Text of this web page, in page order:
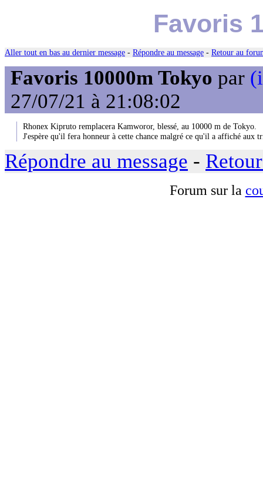
Favoris
Aller tout en bas au dernier message - Répondre au message - Retour au
Favoris 10000m Tokyo par
27/07/21 à 21:08:02
Rhonex Kipruto remplacera Kamworor, blessé, au 10000 m de Tokyo.
J'espère qu'il fera honneur à cette chance malgré ce qu'il a affiché aux
Répondre au message -
Forum sur la